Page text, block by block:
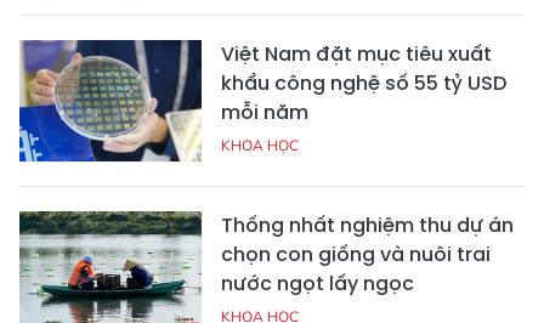
Việt Nam đặt mục tiêu xuất
khẩu công nghệ số 55 tỷ USD
mỗi năm
KHOA HỌC
Thống nhất nghiệm thu dự án
chọn con giống và nuôi trai
nước ngọt lấy ngọc
KHOA HỌC